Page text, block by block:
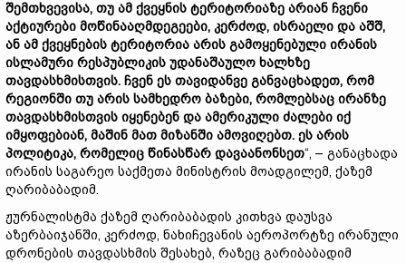
შემთხვევისა, თუ ამ ქვეყნის ტერიტორიაზე არიან ჩვენი
აქტიურები მოწინააღმდეგეები, კერძოდ, ისრაელი და აშშ,
ან ამ ქვეყნების ტერიტორია არის გამოყენებული ირანის
ისლამური რესპუბლიკის უდანაშაულო ხალხზე
თავდასხმისთვის. ჩვენ ეს თავიდანვე განვაცხადეთ, რომ
რეგიონში თუ არის სამხედრო ბაზები, რომლებსაც ირანზე
თავდასხმისთვის იყენებენ და ამერიკული ძალები იქ
იმყოფებიან, მაშინ მათ მიზანში ამოვიღებთ. ეს არის
პოლიტიკა, რომელიც წინასწარ დავაანონსეთ“, – განაცხადა
ირანის საგარეო საქმეთა მინისტრის მოადგილემ, ქაზემ
ღარიბაბადიმ.
ჟურნალისტმა ქაზემ ღარიბაბადის კითხვა დაუსვა
აზერბაიჯანში, კერძოდ, ნახიჩევანის აეროპორტზე ირანული
დრონების თავდასხმის შესახებ, რაზეც გარიბაბადიმ